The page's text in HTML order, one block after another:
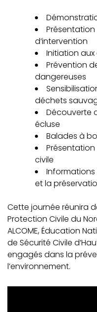
d’intervention
Initiation
Prévention
dangereuses
déchets
Découverte
écluse
Balades à
civile
Informations
et la
Cette journée réunira
Protection Civile du
ALCOME, Éducation
de Sécurité Civile
engagés dans la
l’environnement.